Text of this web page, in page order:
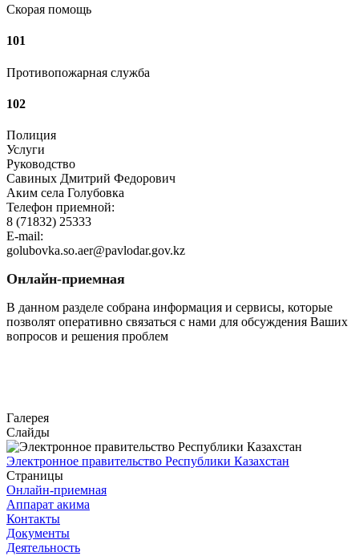
Скорая помощь
101
Противопожарная служба
102
Полиция
Услуги
Руководство
Савиных Дмитрий Федорович
Аким села Голубовка
Телефон приемной:
8 (71832) 25333
E-mail:
golubovka.so.aer@pavlodar.gov.kz
Онлайн-приемная
В данном разделе собрана информация и сервисы, которые
позволят оперативно связаться с нами для обсуждения Ваших
вопросов и решения проблем
Галерея
Слайды
Электронное правительство Республики Казахстан
Страницы
Онлайн-приемная
Аппарат акима
Контакты
Документы
Деятельность